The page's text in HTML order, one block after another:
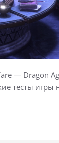
— Dragon
тесты игры